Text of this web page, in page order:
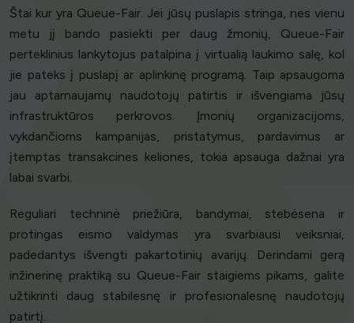
Štai kur yra Queue-Fair. Jei jūsų puslapis stringa, nes vienu
metu jį bando pasiekti per daug žmonių, Queue-Fair
perteklinius lankytojus patalpina į virtualią laukimo salę, kol
jie pateks į puslapį ar aplinkinę programą. Taip apsaugoma
jau aptarnaujamų naudotojų patirtis ir išvengiama jūsų
infrastruktūros perkrovos. Įmonių organizacijoms,
vykdančioms kampanijas, pristatymus, pardavimus ar
įtemptas transakcines keliones, tokia apsauga dažnai yra
labai svarbi.
Reguliari techninė priežiūra, bandymai, stebėsena ir
protingas eismo valdymas yra svarbiausi veiksniai,
padedantys išvengti pakartotinių avarijų. Derindami gerą
inžinerinę praktiką su Queue-Fair staigiems pikams, galite
užtikrinti daug stabilesnę ir profesionalesnę naudotojų
patirtį.